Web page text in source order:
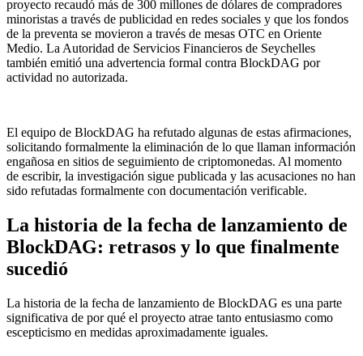
proyecto recaudó más de 300 millones de dólares de compradores
minoristas a través de publicidad en redes sociales y que los fondos
de la preventa se movieron a través de mesas OTC en Oriente
Medio. La Autoridad de Servicios Financieros de Seychelles
también emitió una advertencia formal contra BlockDAG por
actividad no autorizada.
El equipo de BlockDAG ha refutado algunas de estas afirmaciones,
solicitando formalmente la eliminación de lo que llaman información
engañosa en sitios de seguimiento de criptomonedas. Al momento
de escribir, la investigación sigue publicada y las acusaciones no han
sido refutadas formalmente con documentación verificable.
La historia de la fecha de lanzamiento de
BlockDAG: retrasos y lo que finalmente
sucedió
La historia de la fecha de lanzamiento de BlockDAG es una parte
significativa de por qué el proyecto atrae tanto entusiasmo como
escepticismo en medidas aproximadamente iguales.